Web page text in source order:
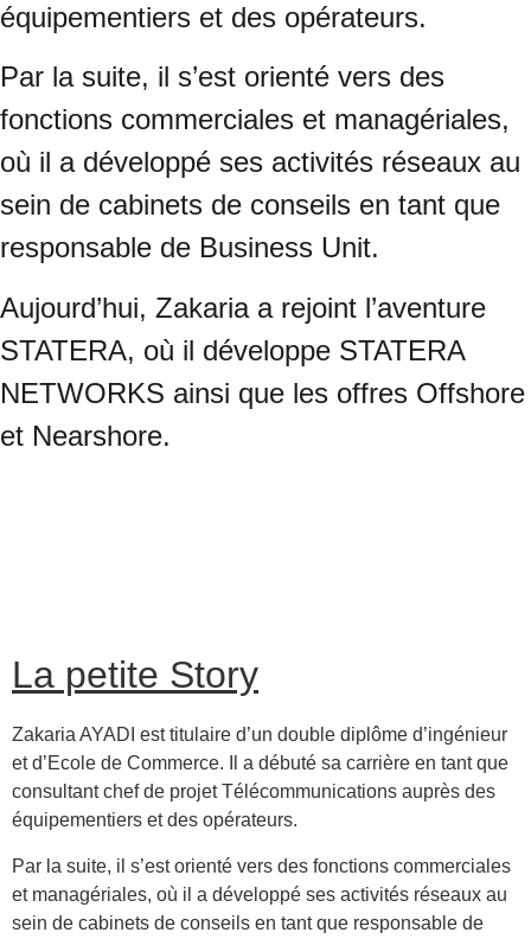
équipementiers et des opérateurs.
Par la suite, il s’est orienté vers des
fonctions commerciales et managériales,
où il a développé ses activités réseaux au
sein de cabinets de conseils en tant que
responsable de Business Unit.
Aujourd’hui, Zakaria a rejoint l’aventure
STATERA, où il développe STATERA
NETWORKS ainsi que les offres Offshore
et Nearshore.
La petite Story
Zakaria AYADI est titulaire d’un double diplôme d’ingénieur
et d’Ecole de Commerce. Il a débuté sa carrière en tant que
consultant chef de projet Télécommunications auprès des
équipementiers et des opérateurs.
Par la suite, il s’est orienté vers des fonctions commerciales
et managériales, où il a développé ses activités réseaux au
sein de cabinets de conseils en tant que responsable de